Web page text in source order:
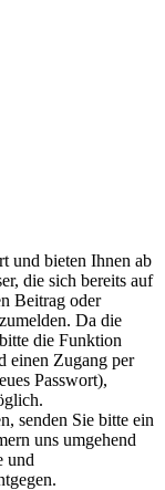
und bieten Ihnen ab
die sich bereits auf
Beitrag oder
Da die
die Funktion
einen Zugang per
Passwort),
senden Sie bitte ein
uns umgehend
und